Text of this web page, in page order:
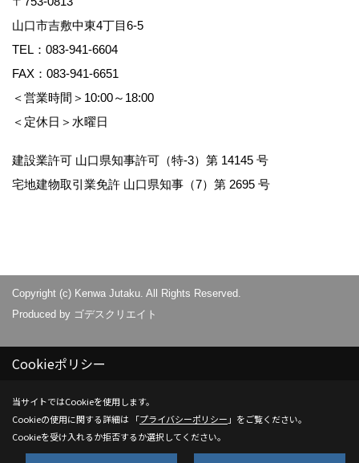
山口市吉敷中東4丁目6-5
TEL： 083-941-6604
FAX：083-941-6651
＜営業時間＞10:00～18:00
＜定休日＞水曜日
建設業許可 山口県知事許可（特-3）第 14145 号
宅地建物取引業免許 山口県知事（7）第 2695 号
Copyright (c) Kenwa Jutaku. All Rights Reserved.
Produced by ゴデスクリエイト
Cookieポリシー
当サイトではCookieを使用します。
Cookieの使用に関する詳細は 「プライバシーポリシー 」をご覧ください。
Cookieを受け入れるか拒否するか選択してください。